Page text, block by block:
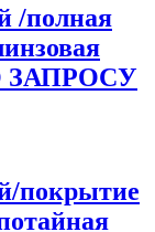
/полная
ЗАПРОСУ
покрытие